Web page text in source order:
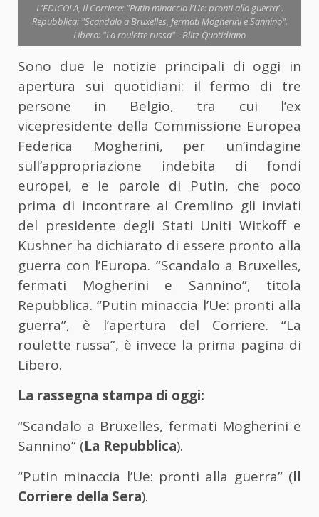
L'EDICOLA, Il Corriere: "Putin minaccia l'Ue: pronti alla guerra".
Repubblica: "Scandalo a Bruxelles, fermati Mogherini e Sannino".
Libero: "La roulette russa" - Blitz Quotidiano
Sono due le notizie principali di oggi in
apertura sui quotidiani: il fermo di tre
persone in Belgio, tra cui l’ex
vicepresidente della Commissione Europea
Federica Mogherini, per un’indagine
sull’appropriazione indebita di fondi
europei, e le parole di Putin, che poco
prima di incontrare al Cremlino gli inviati
del presidente degli Stati Uniti Witkoff e
Kushner ha dichiarato di essere pronto alla
guerra con l’Europa. “Scandalo a Bruxelles,
fermati Mogherini e Sannino”, titola
Repubblica. “Putin minaccia l’Ue: pronti alla
guerra”, è l’apertura del Corriere. “La
roulette russa”, è invece la prima pagina di
Libero.
La rassegna stampa di oggi:
“Scandalo a Bruxelles, fermati Mogherini e
Sannino” (La Repubblica).
“Putin minaccia l’Ue: pronti alla guerra” (Il
Corriere della Sera).